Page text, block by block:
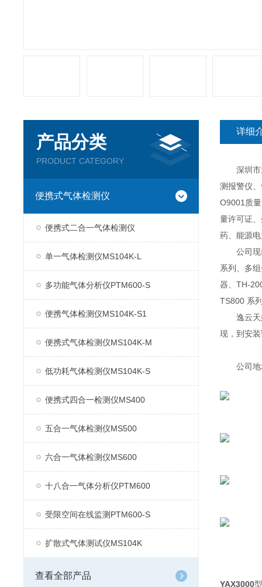
产品分类
PRODUCT CATEGORY
便携式气体检测仪
便携式二合一气体检测仪
单一气体检测仪MS104K-L
多功能气体分析仪PTM600-S
便携气体检测仪MS104K-S1
便携式气体检测仪MS104K-M
低功耗气体检测仪MS104K-S
便携式四合一检测仪MS400
五合一气体检测仪MS500
六合一气体检测仪MS600
十八合一气体分析仪PTM600
受限空间在线监测PTM600-S
扩散式气体测试仪MS104K
查看全部产品
详细
深圳市逸
测报警仪
O9001质
量许可证
药、能源
公司现已
系列、多
器、TH-
TS800 系
逸云天始
现，到安
公司地址
YAX3000